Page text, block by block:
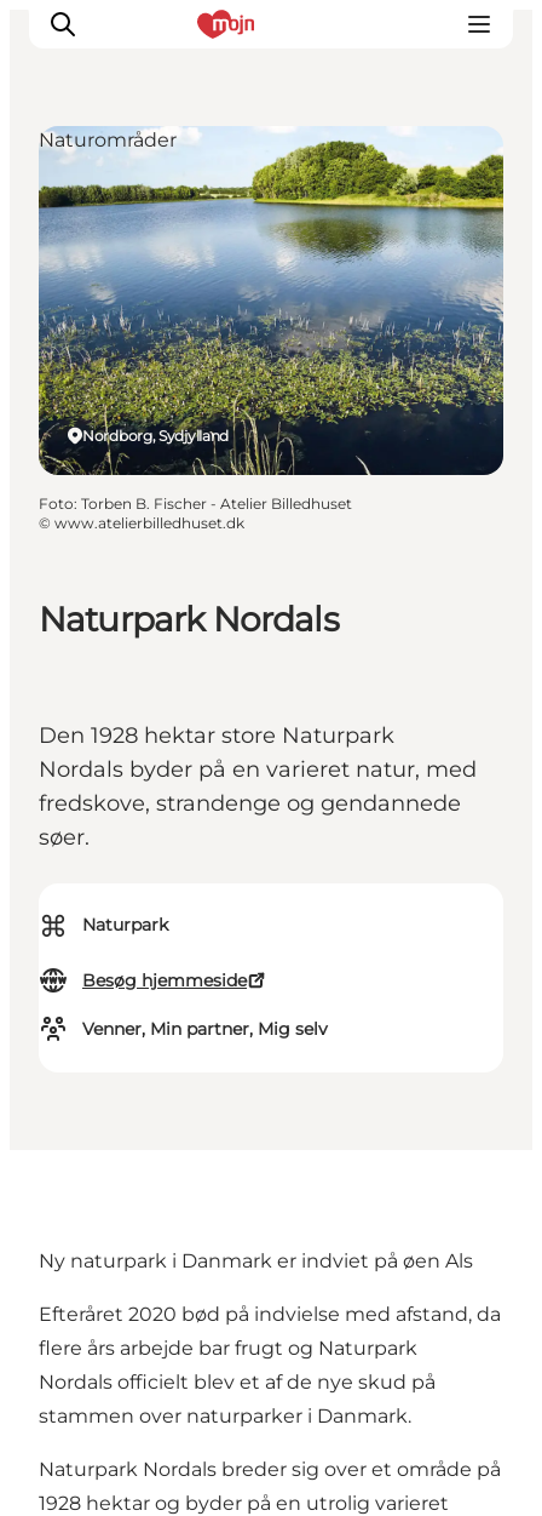
Oplevelser
Byer & Steder
Det sker
Overnatning
Planlæg din ferie
Booking
Naturpark Nordals
Den 1928 hektar store Naturpark
Nordals byder på en varieret natur, med
fredskove, strandenge og gendannede
søer.
⌘ Naturpark
Besøg hjemmeside
Venner, Min partner, Mig selv
Nordborg, Sydjylland
Naturområder
Foto: Torben B. Fischer - Atelier Billedhuset
© www.atelierbilledhuset.dk
Ny naturpark i Danmark er indviet på øen Als
Efteråret 2020 bød på indvielse med afstand, da
flere års arbejde bar frugt og Naturpark
Nordals officielt blev et af de nye skud på
stammen over naturparker i Danmark.
Naturpark Nordals breder sig over et område på
1928 hektar og byder på en utrolig varieret